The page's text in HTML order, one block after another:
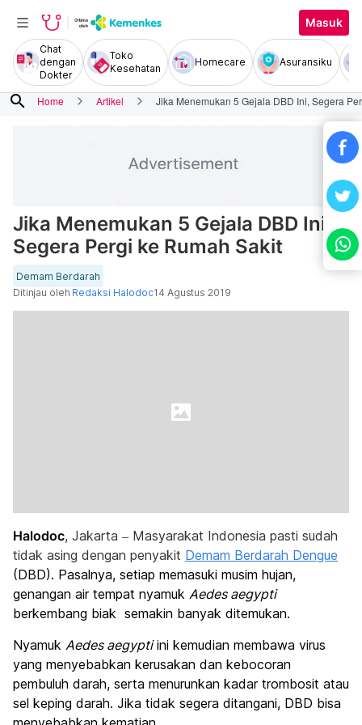
Masuk
Chat
dengan
Dokter
Toko
Kesehatan
Homecare Asuransiku
search Home Artikel Jika Menemukan 5 Gejala DBD Ini, Segera
Jika Menemukan 5 Gejala DBD Ini,
Segera Pergi ke Rumah Sakit
Demam Berdarah
Ditinjau oleh Redaksi Halodoc14 Agustus 2019
Halodoc, Jakarta – Masyarakat Indonesia pasti sudah
tidak asing dengan penyakit Demam Berdarah Dengue
(DBD). Pasalnya, setiap memasuki musim hujan,
genangan air tempat nyamuk Aedes aegypti
berkembang biak semakin banyak ditemukan.
Nyamuk Aedes aegyptiini kemudian membawa virus
yang menyebabkan kerusakan dan kebocoran
pembuluh darah, serta menurunkan kadar trombosit atau
sel keping darah. Jika tidak segera ditangani, DBD bisa